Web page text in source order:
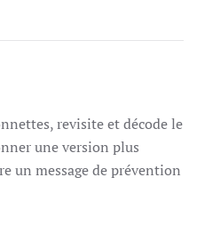
revisite et décode le
une version plus
un message de prévention